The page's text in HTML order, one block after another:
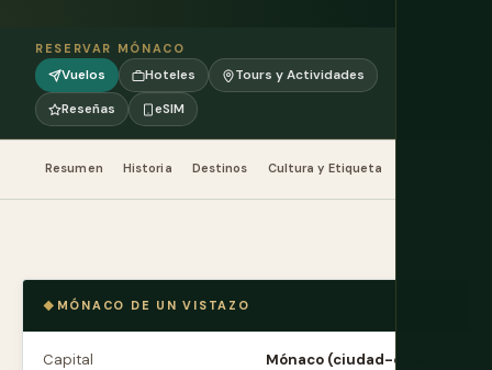
RESERVAR MÓNACO
Vuelos Hoteles
Tours y Actividades
Reseñas
eSIM
Resumen Historia Destinos Cultura y Etiqueta
MÓNACO DE UN VISTAZO
Capital Mónaco (ciudad-estado)